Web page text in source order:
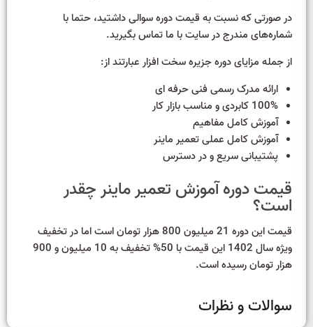
در صورتی که نسبت به قیمت دوره سوالی داشتید، حتما با
شماره‌های مندرج در سایت با ما تماس بگیرید.
از جمله مزایای دوره جزیره سخت افزار عبارتند از:
ارائه مدرک رسمی فنی حرفه ای
100% کابردی و مناسب بازار کار
آموزش کامل مفاهیم
آموزش کامل عملی تعمیر ماینر
پشتیبانی سریع و در دسترس
قیمت دوره آموزش تعمیر ماینر چقدر
است؟
قیمت این دوره 21 میلیون 800 هزار تومان است اما در تخفیف
ویژه سال 1402 این قیمت با 50% تخفیف به 10 میلیون و 900
هزار تومان رسیده است.
سوالات و نظرات